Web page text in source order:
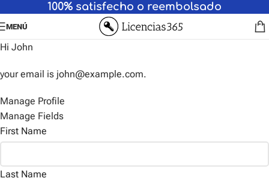
100% satisfecho o reembolsado
MENÚ
Hi John
your email is john@example.com.
Manage Profile
Manage Fields
First Name
Last Name